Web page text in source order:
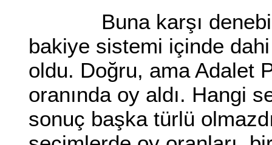
Buna karşı denebilir
bakiye sistemi içinde
oldu. Doğru, ama Adalet
oranında oy aldı. Hangi
sonuç başka türlü